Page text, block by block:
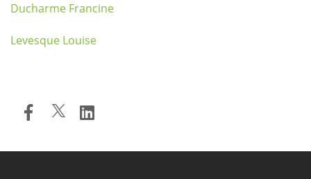
Ducharme Francine
Levesque Louise